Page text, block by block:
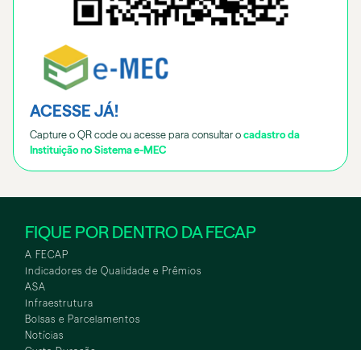
ACESSE JÁ!
Capture o QR code ou acesse para consultar o cadastro da
Instituição no Sistema e-MEC
FIQUE POR DENTRO DA FECAP
A FECAP
Indicadores de Qualidade e Prêmios
ASA
Infraestrutura
Bolsas e Parcelamentos
Notícias